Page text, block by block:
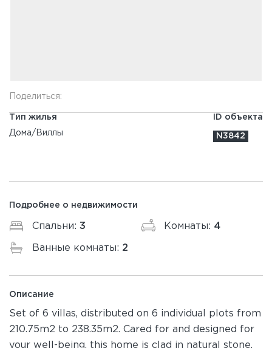
Поделиться:
Тип жилья
Дома/Виллы
ID объекта
N3842
Подробнее о недвижимости
Спальни: 3 Комнаты: 4
Ванные комнаты: 2
Описание
Set of 6 villas, distributed on 6 individual plots from
210.75m2 to 238.35m2. Cared for and designed for
your well-being, this home is clad in natural stone.